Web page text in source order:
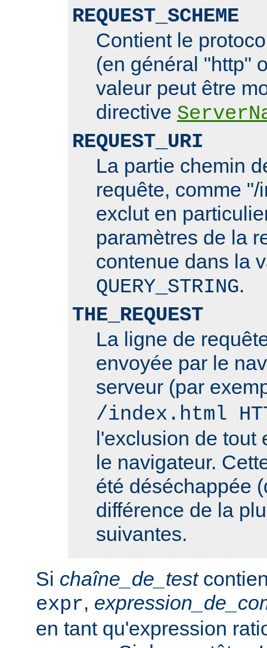
REQUEST_SCHEME
Contient le
(en général "http"
valeur peut être
directive
REQUEST_URI
La partie chemin
requête, comme
exclut en
paramètres de la
contenue dans la
QUERY_STRING.
THE_REQUEST
La ligne de
envoyée par le
serveur (par
/index.html
l'exclusion de tout
le navigateur.
été déséchappée
différence de la
suivantes.
Si chaîne_de_test
expr,
en tant qu'expression